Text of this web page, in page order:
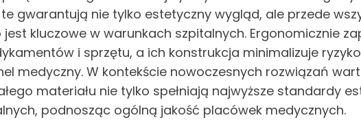
gwarantują nie tylko estetyczny wygląd, ale przede
kluczowe w warunkach szpitalnych. Ergonomicznie
i sprzętu, a ich konstrukcja minimalizuje
medyczny. W kontekście nowoczesnych rozwiązań
materiału nie tylko spełniają najwyższe standardy
podnosząc ogólną jakość placówek medycznych.